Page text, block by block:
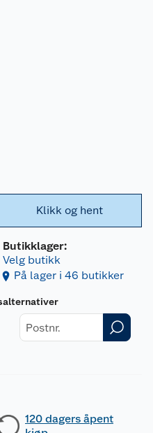
Klikk og hent
Butikklager:
Velg butikk
På lager i 46 butikker
120 dagers åpent